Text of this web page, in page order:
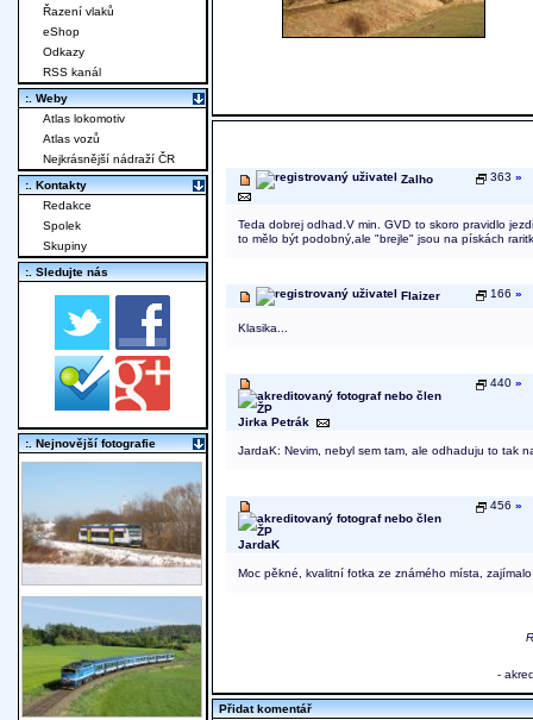
Zalho 363 »
Teda dobrej odhad.V min. GVD to skoro pravidlo
to mělo být podobný,ale "brejle" jsou na pískách
Flaizer 166 »
Klasika...
Jirka Petrák
440 »
JardaK: Nevim, nebyl sem tam, ale odhaduju to tak
JardaK
456 »
Moc pěkné, kvalitní fotka ze známého místa,
-
Přidat komentář
Řazení vlaků
eShop
Odkazy
RSS kanál
:. Weby
Atlas lokomotiv
Atlas vozů
Nejkrásnější nádraží ČR
:. Kontakty
Redakce
Spolek
Skupiny
:. Sledujte nás
:. Nejnovější fotografie